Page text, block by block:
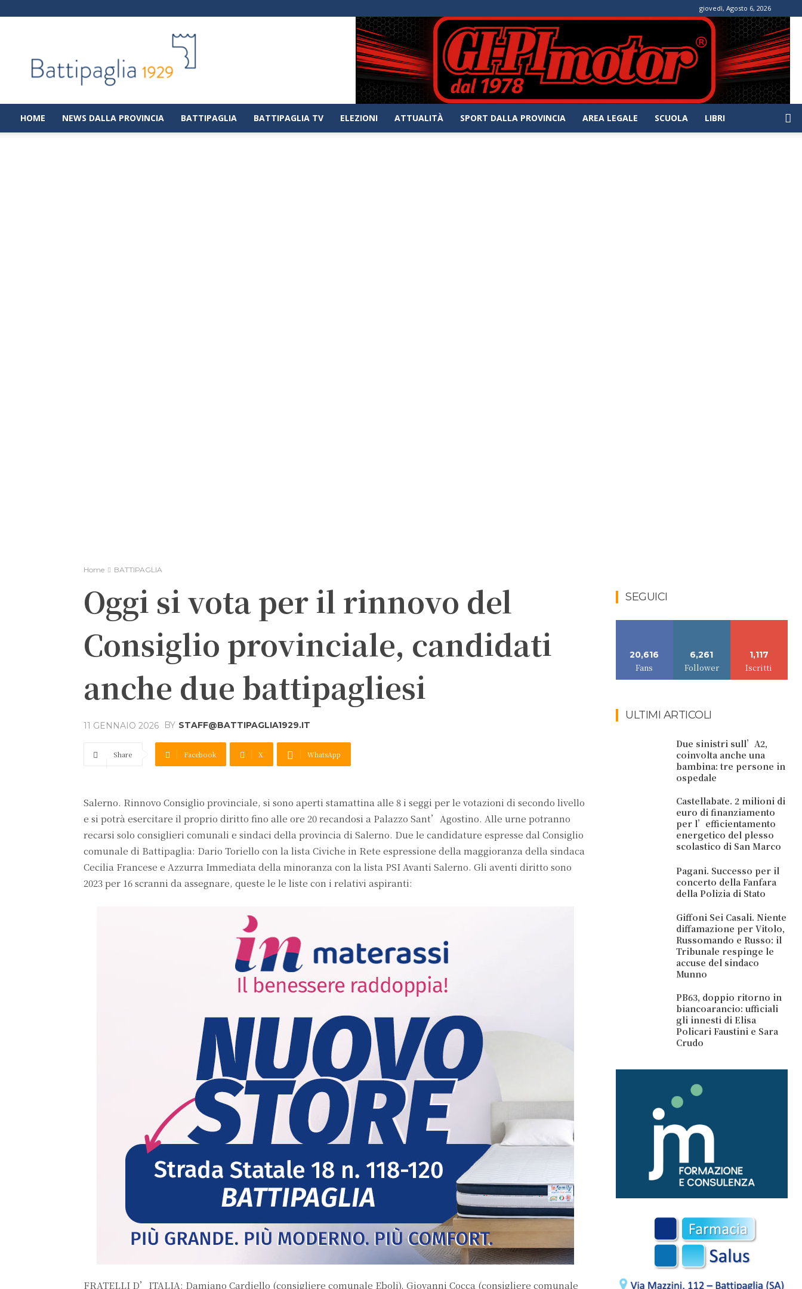
giovedì, Agosto 6, 2026
|
Notizie
dalla
città
di
HOME NEWS DALLA PROVINCIA BATTIPAGLIA BATTIPAGLIA TV ELEZIONI ATTUALITÀ SPORT DALLA PROVINCIA AREA LEGALE SCUOLA LIBRI
Home BATTIPAGLIA
Oggi si vota per il rinnovo del
Consiglio provinciale, candidati
anche due battipagliesi
11 GENNAIO 2026 BY STAFF@BATTIPAGLIA1929.IT
Share Facebook X WhatsApp
Salerno. Rinnovo Consiglio provinciale, si sono aperti stamattina alle 8 i seggi per le votazioni di secondo livello
e si potrà esercitare il proprio diritto fino alle ore 20 recandosi a Palazzo Sant’Agostino. Alle urne potranno
recarsi solo consiglieri comunali e sindaci della provincia di Salerno. Due le candidature espresse dal Consiglio
comunale di Battipaglia: Dario Toriello con la lista Civiche in Rete espressione della maggioranza della sindaca
Cecilia Francese e Azzurra Immediata della minoranza con la lista PSI Avanti Salerno. Gli aventi diritto sono
2023 per 16 scranni da assegnare, queste le le liste con i relativi aspiranti:
FRATELLI D’ITALIA: Damiano Cardiello (consigliere comunale Eboli), Giovanni Cocca (consigliere comunale
SEGUICI
20,616
Fans
6,261
Follower
1,117
Iscritti
ULTIMI ARTICOLI
Due sinistri sull’A2,
coinvolta anche una
bambina: tre persone in
ospedale
Castellabate. 2 milioni di
euro di finanziamento
per l’efficientamento
energetico del plesso
scolastico di San Marco
Pagani. Successo per il
concerto della Fanfara
della Polizia di Stato
Giffoni Sei Casali. Niente
diffamazione per Vitolo,
Russomando e Russo: il
Tribunale respinge le
accuse del sindaco
Munno
PB63, doppio ritorno in
biancoarancio: ufficiali
gli innesti di Elisa
Policari Faustini e Sara
Crudo